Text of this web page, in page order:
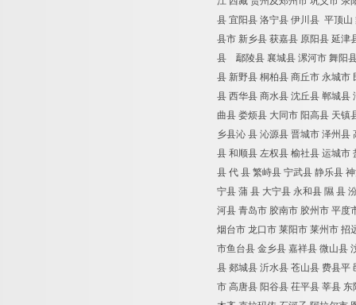
县 宜阳县 洛宁县 伊川县 平顶
县市 新乡县 获嘉县 原阳县 延津
县 鄢陵县 襄城县 漯河市 舞阳
县 新野县 桐柏县 商丘市 永城市
县 西华县 商水县 沈丘县 郸城
曲县 娄烦县 大同市 阳高县 天镇
乡县沁 县 沁源县 晋城市 泽州
县 和顺县 左权县 榆社县 运城市
县 代 县 繁峙县 宁武县 静乐县
宁县 蒲 县 大宁县 永和县 隰 县
河县 青岛市 胶南市 胶州市 平度
烟台市 龙口市 莱阳市 莱州市 招
市鱼台县 金乡县 嘉祥县 微山县
县 郯城县 沂水县 苍山县 费县平
市 高唐县 阳谷县 茌平县 莘县